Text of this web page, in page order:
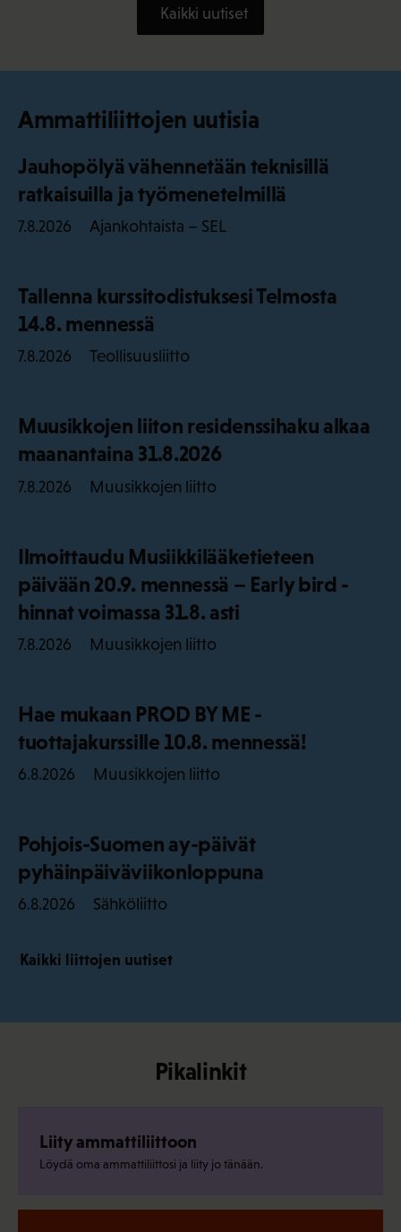
Kaikki uutiset
Ammattiliittojen uutisia
Jauhopölyä vähennetään teknisillä
ratkaisuilla ja työmenetelmillä
7.8.2026 Ajankohtaista – SEL
Tallenna kurssitodistuksesi Telmosta
14.8. mennessä
7.8.2026 Teollisuusliitto
Muusikkojen liiton residenssihaku alkaa
maanantaina 31.8.2026
7.8.2026 Muusikkojen liitto
Ilmoittaudu Musiikkilääketieteen
päivään 20.9. mennessä – Early bird -
hinnat voimassa 31.8. asti
7.8.2026 Muusikkojen liitto
Hae mukaan PROD BY ME -
tuottajakurssille 10.8. mennessä!
6.8.2026 Muusikkojen liitto
Pohjois-Suomen ay-päivät
pyhäinpäiväviikonloppuna
6.8.2026 Sähköliitto
Kaikki liittojen uutiset
Pikalinkit
Liity ammattiliittoon
Löydä oma ammattiliittosi ja liity jo tänään.